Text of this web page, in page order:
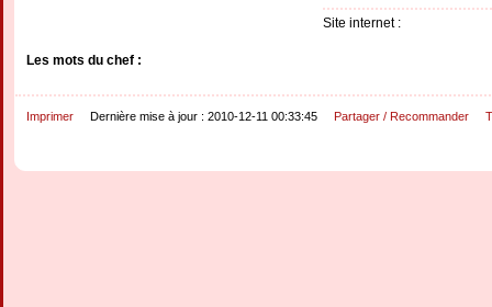
Site internet :
Les mots du chef :
Imprimer Dernière mise à jour : 2010-12-11 00:33:45 Partager / Recommander